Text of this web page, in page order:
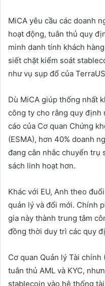
MiCA yêu cầu các doanh
hoạt động, tuân thủ quy
minh danh tính khách
siết chặt kiểm soát
như vụ sụp đổ của
Dù MiCA giúp thống nhất
công ty cho rằng quy định
cáo của Cơ quan Chứng
(ESMA), hơn 40% doanh
đang cân nhắc chuyển trụ
sách linh hoạt hơn.
Khác với EU, Anh theo
quản lý và đổi mới. Chính
gia này thành trung tâm
đồng thời duy trì các quy
Cơ quan Quản lý Tài
tuân thủ AML và KYC,
stablecoin vào hệ thống